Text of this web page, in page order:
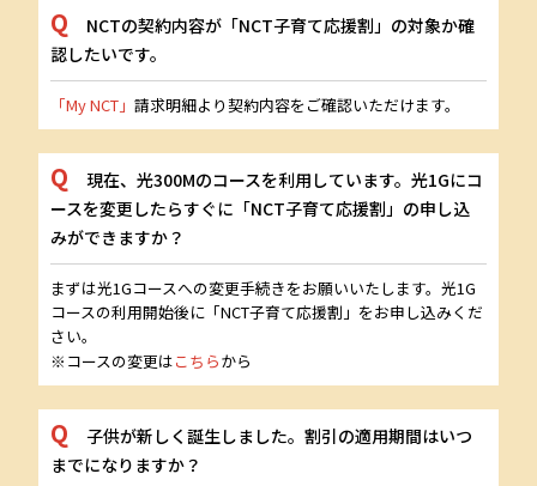
NCTの契約内容が「NCT子育て応援割」の対象か確
認したいです。
「My NCT」請求明細より契約内容をご確認いただけます。
現在、光300Mのコースを利用しています。光1Gにコ
ースを変更したらすぐに「NCT子育て応援割」の申し込
みができますか？
まずは光1Gコースへの変更手続きをお願いいたします。光1G
コースの利用開始後に「NCT子育て応援割」をお申し込みくだ
さい。
※コースの変更はこちらから
子供が新しく誕生しました。割引の適用期間はいつ
までになりますか？